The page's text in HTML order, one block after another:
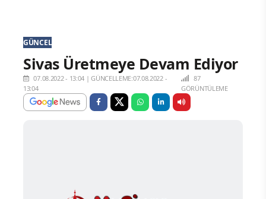
GÜNCEL
Sivas Üretmeye Devam Ediyor
07.08.2022 - 13:04 |GÜNCELLEME:07.08.2022 -
13:04
87
GÖRÜNTÜLEME